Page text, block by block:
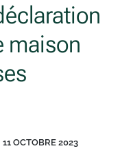
maison
11 OCTOBRE 2023